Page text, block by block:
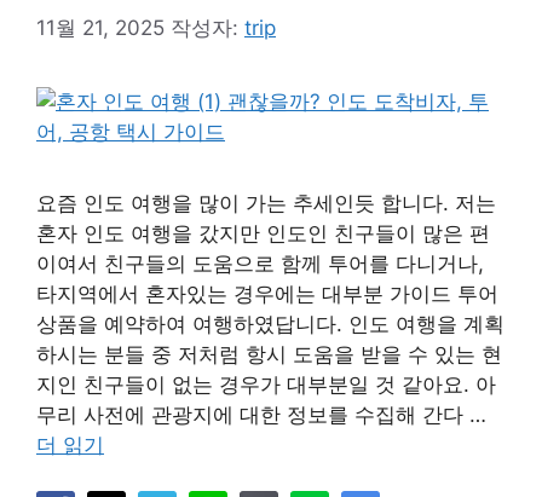
11월 21, 2025 작성자: trip
요즘 인도 여행을 많이 가는 추세인듯 합니다. 저는
혼자 인도 여행을 갔지만 인도인 친구들이 많은 편
이여서 친구들의 도움으로 함께 투어를 다니거나,
타지역에서 혼자있는 경우에는 대부분 가이드 투어
상품을 예약하여 여행하였답니다. 인도 여행을 계획
하시는 분들 중 저처럼 항시 도움을 받을 수 있는 현
지인 친구들이 없는 경우가 대부분일 것 같아요. 아
무리 사전에 관광지에 대한 정보를 수집해 간다 …
더 읽기